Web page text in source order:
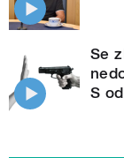
Se
S